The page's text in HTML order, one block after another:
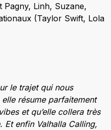
Linh, Suzane,
(Taylor Swift, Lola
le trajet qui nous
résume parfaitement
et qu’elle collera très
enfin Valhalla Calling,